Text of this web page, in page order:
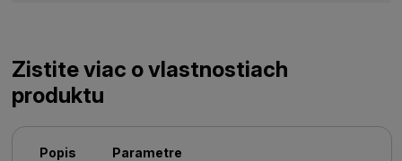
Zistite viac o vlastnostiach
produktu
Popis Parametre